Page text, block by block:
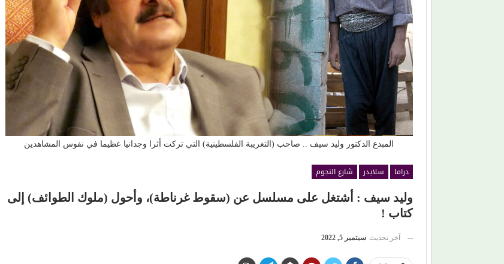
المبدع الدكتور وليد سيف .. صاحب (التغريبة الفلسطينية) التي تركت أثرا وجدانيا عظيما في نفوس المشاهدين
دراما سلايدر
شارع النجوم
وليد سيف : أشتغل على مسلسل عن (سقوط غرناطة)، وأحول (ملوك الطوائف) إلى
كتاب !
آخر تحديث سبتمبر 5, 2022
حين ماتت الحكاية.. الفن المصري يفقد قدرته على
صناعة الهوية الوطنية (1)
محمود حسونة يكتب: (تحت السن).. الأهل مذنبون
والأبناء ضحايا!